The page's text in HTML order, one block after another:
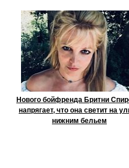
Нового бойфренда Бритни
напрягает, что она светит на
нижним бельем